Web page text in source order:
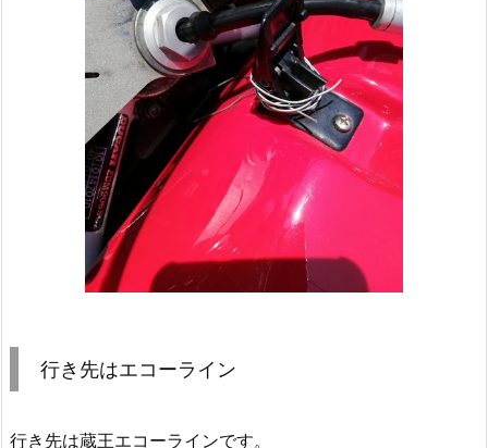
行き先はエコーライン
行き先は蔵王エコーラインです。